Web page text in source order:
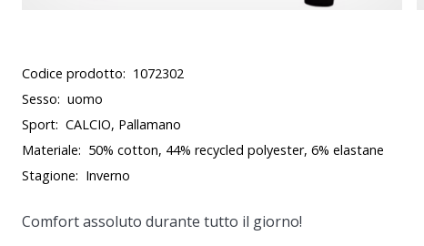
Codice prodotto: 1072302
Sesso: uomo
Sport: CALCIO, Pallamano
Materiale: 50% cotton, 44% recycled polyester, 6% elastane
Stagione: Inverno
Comfort assoluto durante tutto il giorno!